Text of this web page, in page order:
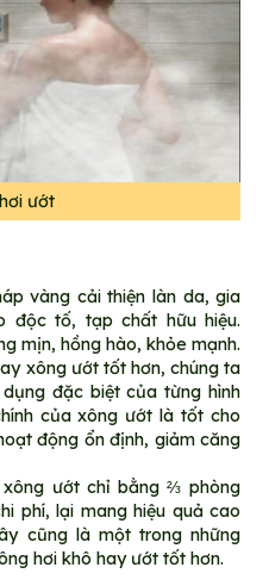
ướt
vàng cải thiện làn da, gia
độc tố, tạp chất hữu hiệu.
mịn, hồng hào, khỏe mạnh.
xông ướt tốt hơn, chúng ta
đặc biệt của từng hình
của xông ướt là tốt cho
động ổn định, giảm căng
ướt chỉ bằng ⅔ phòng
phí, lại mang hiệu quả cao
cũng là một trong những
hơi khô hay ướt tốt hơn.